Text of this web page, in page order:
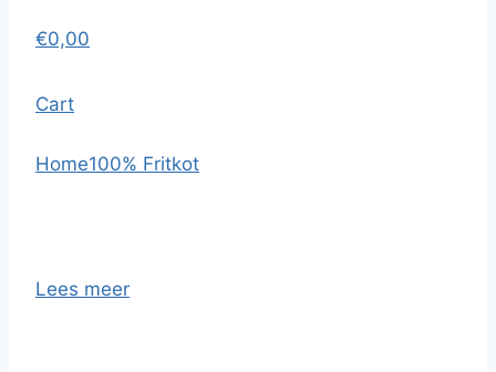
€0,00
Cart
Home100% Fritkot
Lees meer